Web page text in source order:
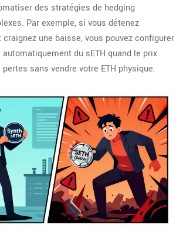
des stratégies de hedging
Par exemple, si vous détenez
craignez une baisse, vous pouvez configurer
automatiquement du sETH quand le prix
sans vendre votre ETH physique.